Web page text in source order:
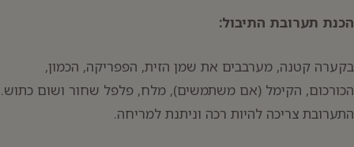
הכנת תערובת התיבול:
בקערה קטנה, מערבבים את שמן הזית, הפפריקה, הכמון,
הכורכום, הקימל (אם משתמשים), מלח, פלפל שחור ושום כתוש.
התערובת צריכה להיות רכה וניתנת למריחה.